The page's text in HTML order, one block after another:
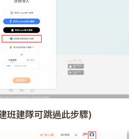
班建隊可跳過此步驟)